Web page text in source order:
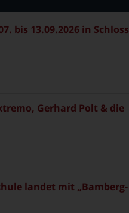
bis 13.09.2026 in Schloss
Gerhard Polt & die
landet mit „Bamberg-